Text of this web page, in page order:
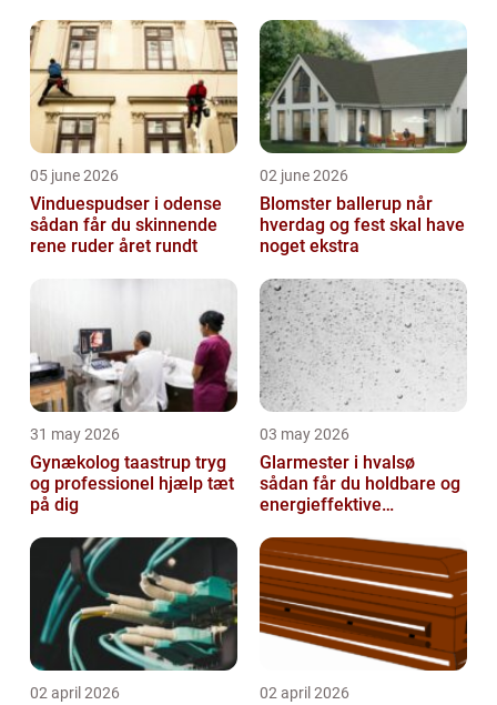
05 june 2026
Vinduespudser i odense
sådan får du skinnende
rene ruder året rundt
02 june 2026
Blomster ballerup når
hverdag og fest skal have
noget ekstra
31 may 2026
Gynækolog taastrup tryg
og professionel hjælp tæt
på dig
03 may 2026
Glarmester i hvalsø
sådan får du holdbare og
energieffektive
02 april 2026 02 april 2026